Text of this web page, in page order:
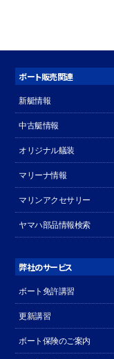
ボート販売関連
新艇情報
中古艇情報
オリジナル艤装
マリーナ情報
マリンアクセサリー
ヤマハ部品情報検索
弊社のサービス
ボート免許講習
更新講習
ボート保険のご案内